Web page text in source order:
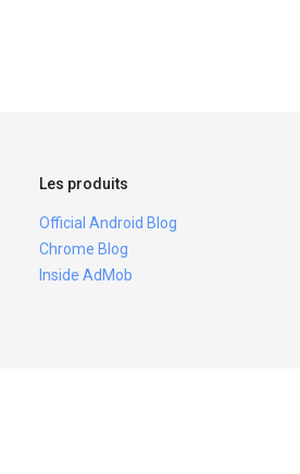
Les produits
Official Android Blog
Chrome Blog
Inside AdMob